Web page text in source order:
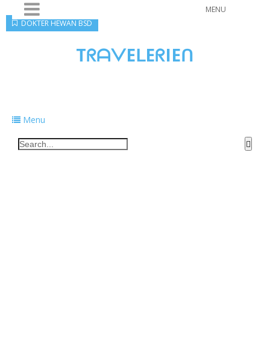
MENU
TᖇᗩᐯEᒪEᖇIEᑎ
Menu
DOKTER HEWAN BSD